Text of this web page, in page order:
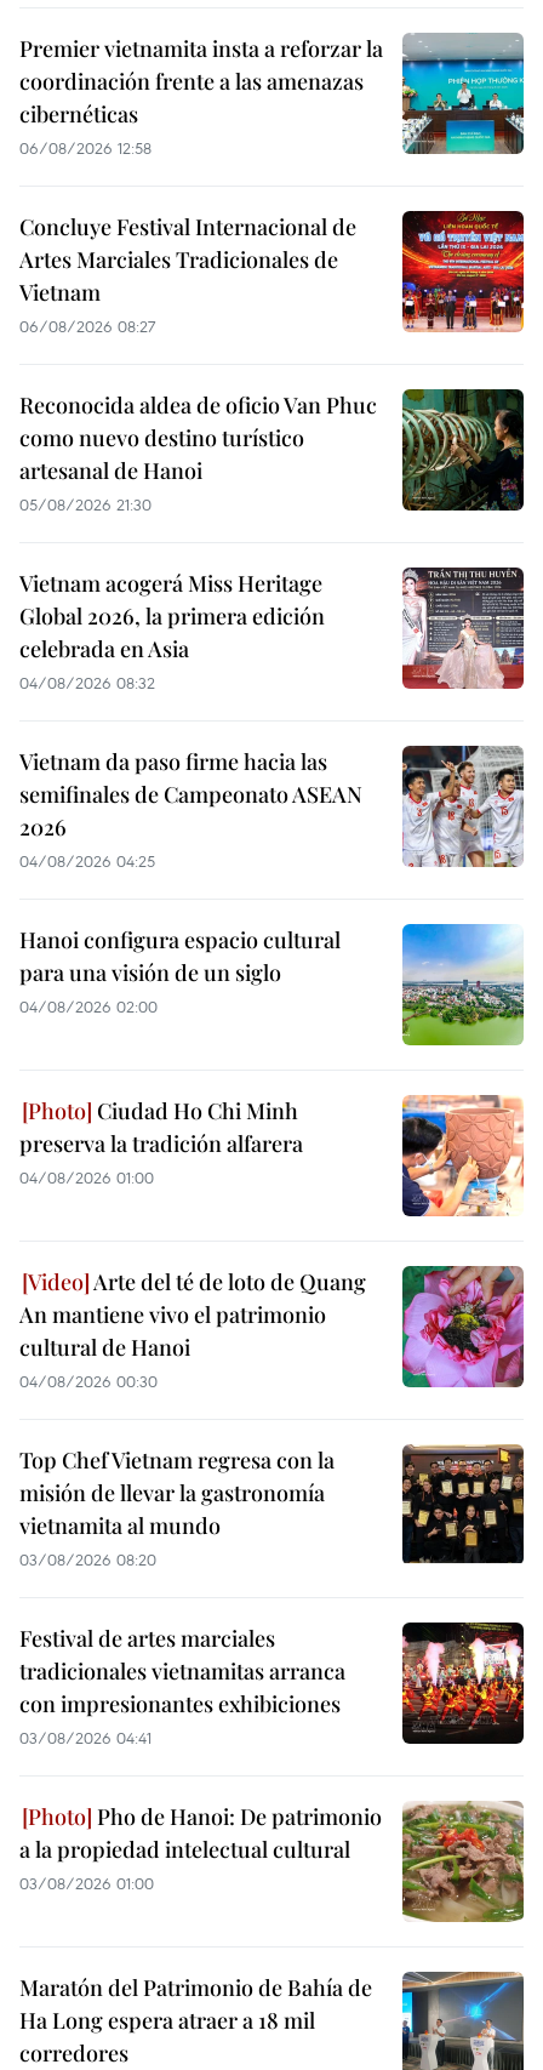
Premier vietnamita insta a reforzar la
coordinación frente a las amenazas
cibernéticas
06/08/2026 12:58
Concluye Festival Internacional de
Artes Marciales Tradicionales de
Vietnam
06/08/2026 08:27
Reconocida aldea de oficio Van Phuc
como nuevo destino turístico
artesanal de Hanoi
05/08/2026 21:30
Vietnam acogerá Miss Heritage
Global 2026, la primera edición
celebrada en Asia
04/08/2026 08:32
Vietnam da paso firme hacia las
semifinales de Campeonato ASEAN
2026
04/08/2026 04:25
Hanoi configura espacio cultural
para una visión de un siglo
04/08/2026 02:00
Ciudad Ho Chi Minh
preserva la tradición alfarera
04/08/2026 01:00
Arte del té de loto de Quang
An mantiene vivo el patrimonio
cultural de Hanoi
04/08/2026 00:30
Top Chef Vietnam regresa con la
misión de llevar la gastronomía
vietnamita al mundo
03/08/2026 08:20
Festival de artes marciales
tradicionales vietnamitas arranca
con impresionantes exhibiciones
03/08/2026 04:41
Pho de Hanoi: De patrimonio
a la propiedad intelectual cultural
03/08/2026 01:00
Maratón del Patrimonio de Bahía de
Ha Long espera atraer a 18 mil
corredores